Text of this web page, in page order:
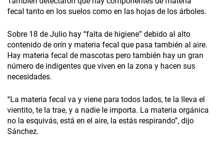
fecal tanto en los suelos como en las hojas de los árboles.
Sobre 18 de Julio hay “falta de higiene” debido al alto
contenido de orín y materia fecal que pasa también al aire.
Hay materia fecal de mascotas pero también hay un gran
número de indigentes que viven en la zona y hacen sus
necesidades.
“La materia fecal va y viene para todos lados, te la lleva el
vientito, te la trae, y a nadie le importa. La materia orgánica
no la esquivás, está en el aire, la estás respirando”, dijo
Sánchez.